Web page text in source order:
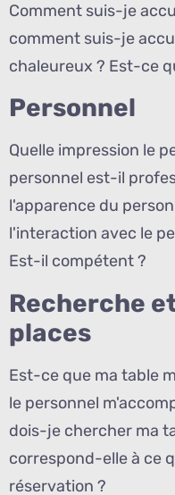
Comment suis-je
comment suis-je
chaleureux ? Est-ce
Personnel
Quelle impression le
personnel est-il
l'apparence du
l'interaction avec le
Est-il compétent ?
Recherche
places
Est-ce que ma table
le personnel
dois-je chercher ma
correspond-elle à ce
réservation ?